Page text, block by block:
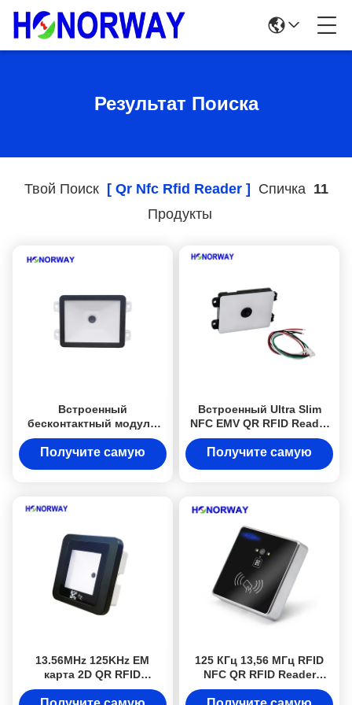
Результат Поиска
Твой Поиск[ Qr Nfc Rfid Reader ] Спичка 11
Продукты
Встроенный
бесконтактный модуль
чтения QR NFC RFID с
высокой
чувствительностью для
Получите самую
Встроенный Ultra Slim
NFC EMV QR RFID Reader
для мобильных платежей
и контроля доступа
Получите самую
13.56MHz 125KHz EM
карта 2D QR RFID
считыватель Mifare карта
125 КГц 13,56 МГц RFID
NFC QR RFID Reader
Фиксированная